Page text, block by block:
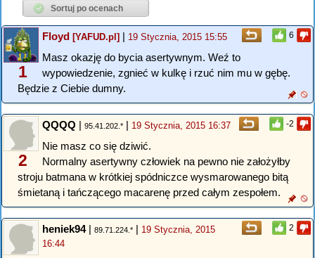
6
1
Floyd [YAFUD.pl] | 19 Stycznia, 2015 15:55
Masz okazję do bycia asertywnym. Weź to
wypowiedzenie, zgnieć w kulkę i rzuć nim mu w gębę.
Będzie z Ciebie dumny.
-2
2
QQQQ | 95.41.202.* | 19 Stycznia, 2015 16:37
Nie masz co się dziwić.
Normalny asertywny człowiek na pewno nie założyłby
stroju batmana w krótkiej spódniczce wysmarowanego bitą
śmietaną i tańczącego macarenę przed całym zespołem.
2
heniek94| 89.71.224.* | 19 Stycznia, 2015
16:44